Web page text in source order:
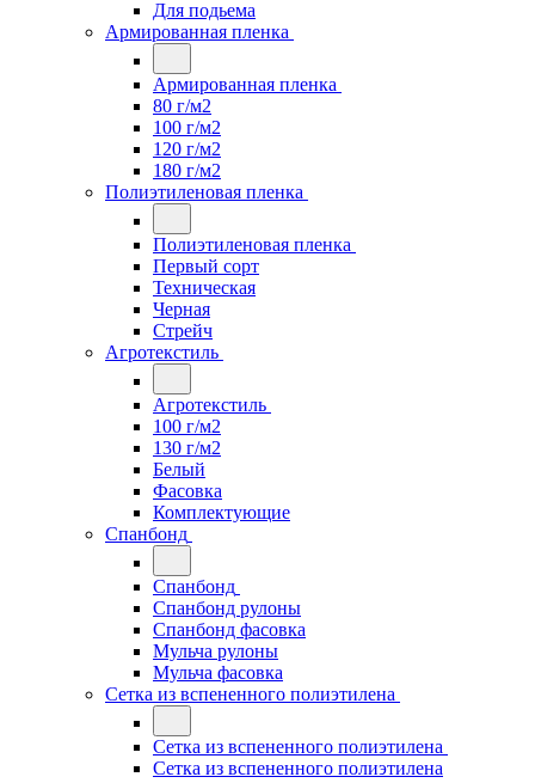
Для подьема
Армированная пленка
Армированная пленка
80 г/м2
100 г/м2
120 г/м2
180 г/м2
Полиэтиленовая пленка
Полиэтиленовая пленка
Первый сорт
Техническая
Черная
Стрейч
Агротекстиль
Агротекстиль
100 г/м2
130 г/м2
Белый
Фасовка
Комплектующие
Спанбонд
Спанбонд
Спанбонд рулоны
Спанбонд фасовка
Мульча рулоны
Мульча фасовка
Сетка из вспененного полиэтилена
Сетка из вспененного полиэтилена
Сетка из вспененного полиэтилена